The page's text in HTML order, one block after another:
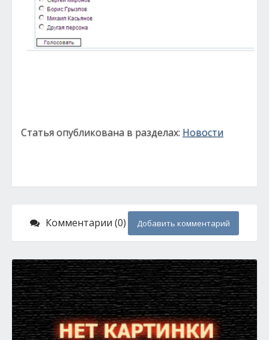
Статья опубликована в разделах: Новости
Комментарии (0) Добавить комментарий